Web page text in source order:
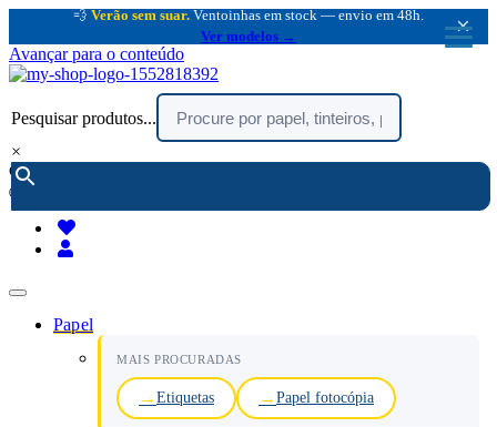
💨 Verão sem suar. Ventoinhas em stock — envio em 48h.
Ver modelos →
×
Avançar para o conteúdo
Pesquisar produtos...
×
encomendar por telefone :
(chamada rede fixa nacional)
Papel
MAIS PROCURADAS
Etiquetas Papel fotocópia